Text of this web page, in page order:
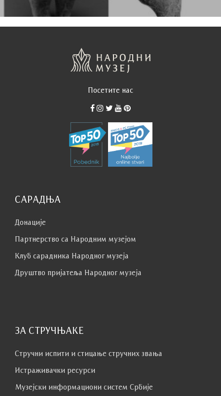
Посетите нас
САРАДЊА
Донације
Партнерство са Народним музејoм
Клуб сaрaдникa Народног музеја
Друштво пријатеља Народног музеја
ЗА СТРУЧЊАКЕ
Стручни испити и стицање стручних звања
Истраживачки ресурси
Музејски информациони систем Србије